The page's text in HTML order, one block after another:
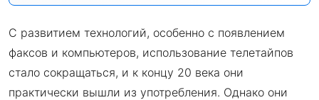
С развитием технологий, особенно с появлением
факсов и компьютеров, использование телетайпов
стало сокращаться, и к концу 20 века они
практически вышли из употребления. Однако они